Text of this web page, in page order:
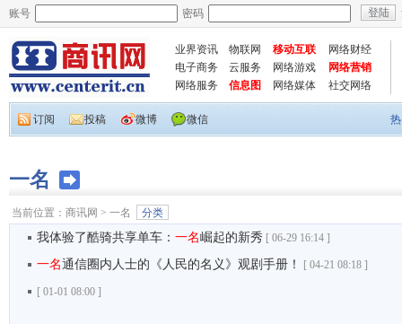
账号 密码
业界资讯 物联网 移动互联
网络财经
电子商务
云服务 网络游戏
网络营销
网络服务
信息图 网络媒体 社交网络
订阅 投稿 微博 微信
一名
当前位置： 商讯网 > 一名 分类
我体验了酷骑共享单车： 一名崛起的新秀 [ 06-29 16:14 ]
一名通信圈内人士的《人民的名义》观剧手册！ [ 04-21 08:18 ]
[ 01-01 08:00 ]